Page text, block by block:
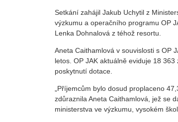
Setkání zahájil Jakub Uchytil z
výzkumu a operačního programu OP
Lenka Dohnalová z téhož resortu.
Aneta Caithamlová v souvislosti s OP
letos. OP JAK aktuálně eviduje 18
poskytnutí dotace.
„Příjemcům bylo dosud proplaceno
zdůraznila Aneta Caithamlová, jež se
ministerstva ve výzkumu, vysokém